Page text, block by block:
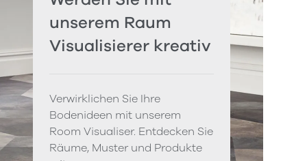
unserem Raum
Visualisierer kreativ
Verwirklichen Sie Ihre
Bodenideen mit unserem
Room Visualiser. Entdecken Sie
Räume, Muster und Produkte